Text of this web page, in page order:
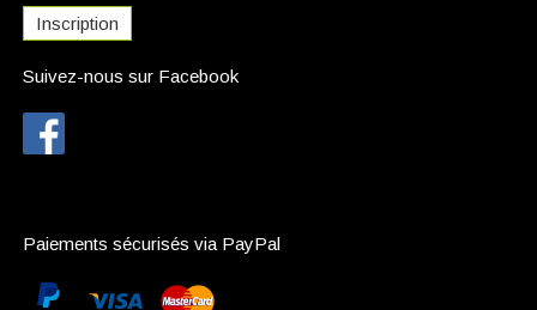
Inscription
Suivez-nous sur Facebook
Paiements sécurisés via PayPal